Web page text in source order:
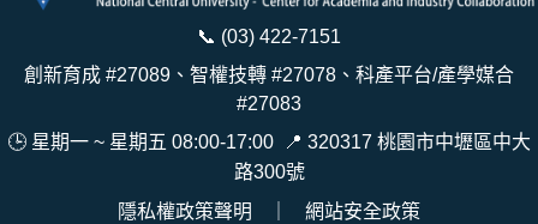
📞 (03) 422-7151
創新育成 #27089、智權技轉 #27078、科產平台/產學媒合
#27083
🕒 星期一 ~ 星期五 08:00-17:00
📍 320317 桃園市中壢區中大
路300號
隱私權政策聲明
網站安全政策